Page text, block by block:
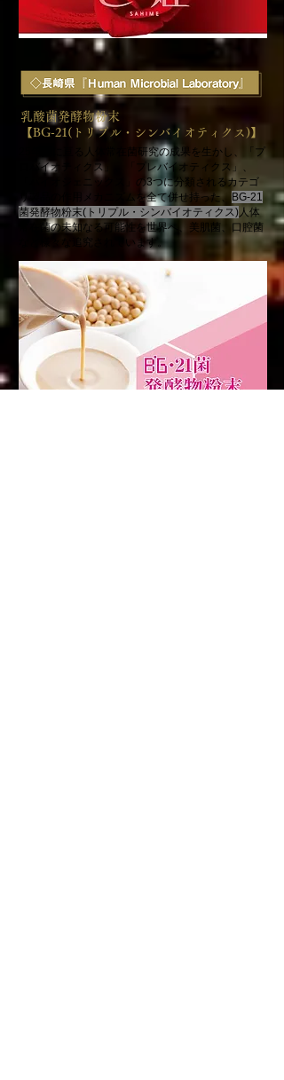
乳酸菌発酵物粉末
【BG-21(トリプル・シンバイオティクス)】
25年間に亘る人体常在菌研究の成果を生かし、「プ
ロバイオティクス」、「プレバイオティクス」、
「バイオジェニックス」の3つに分類されるカテゴ
リ製品の作用メカニズムを全て併せ持った、
BG-21
菌発酵物粉末(トリプル・シンバイオティクス)人体
常在菌の未知なる可能性を世界へ、美肌菌、口腔菌
など様々な追究されています。